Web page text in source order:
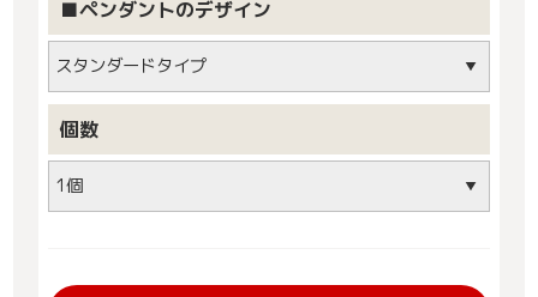
■ペンダントのデザイン
個数